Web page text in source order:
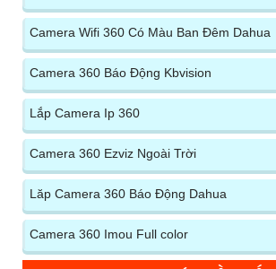
Camera Wifi 360 Có Màu Ban Đêm Dahua
Camera 360 Báo Động Kbvision
Lắp Camera Ip 360
Camera 360 Ezviz Ngoài Trời
Lăp Camera 360 Báo Động Dahua
Camera 360 Imou Full color